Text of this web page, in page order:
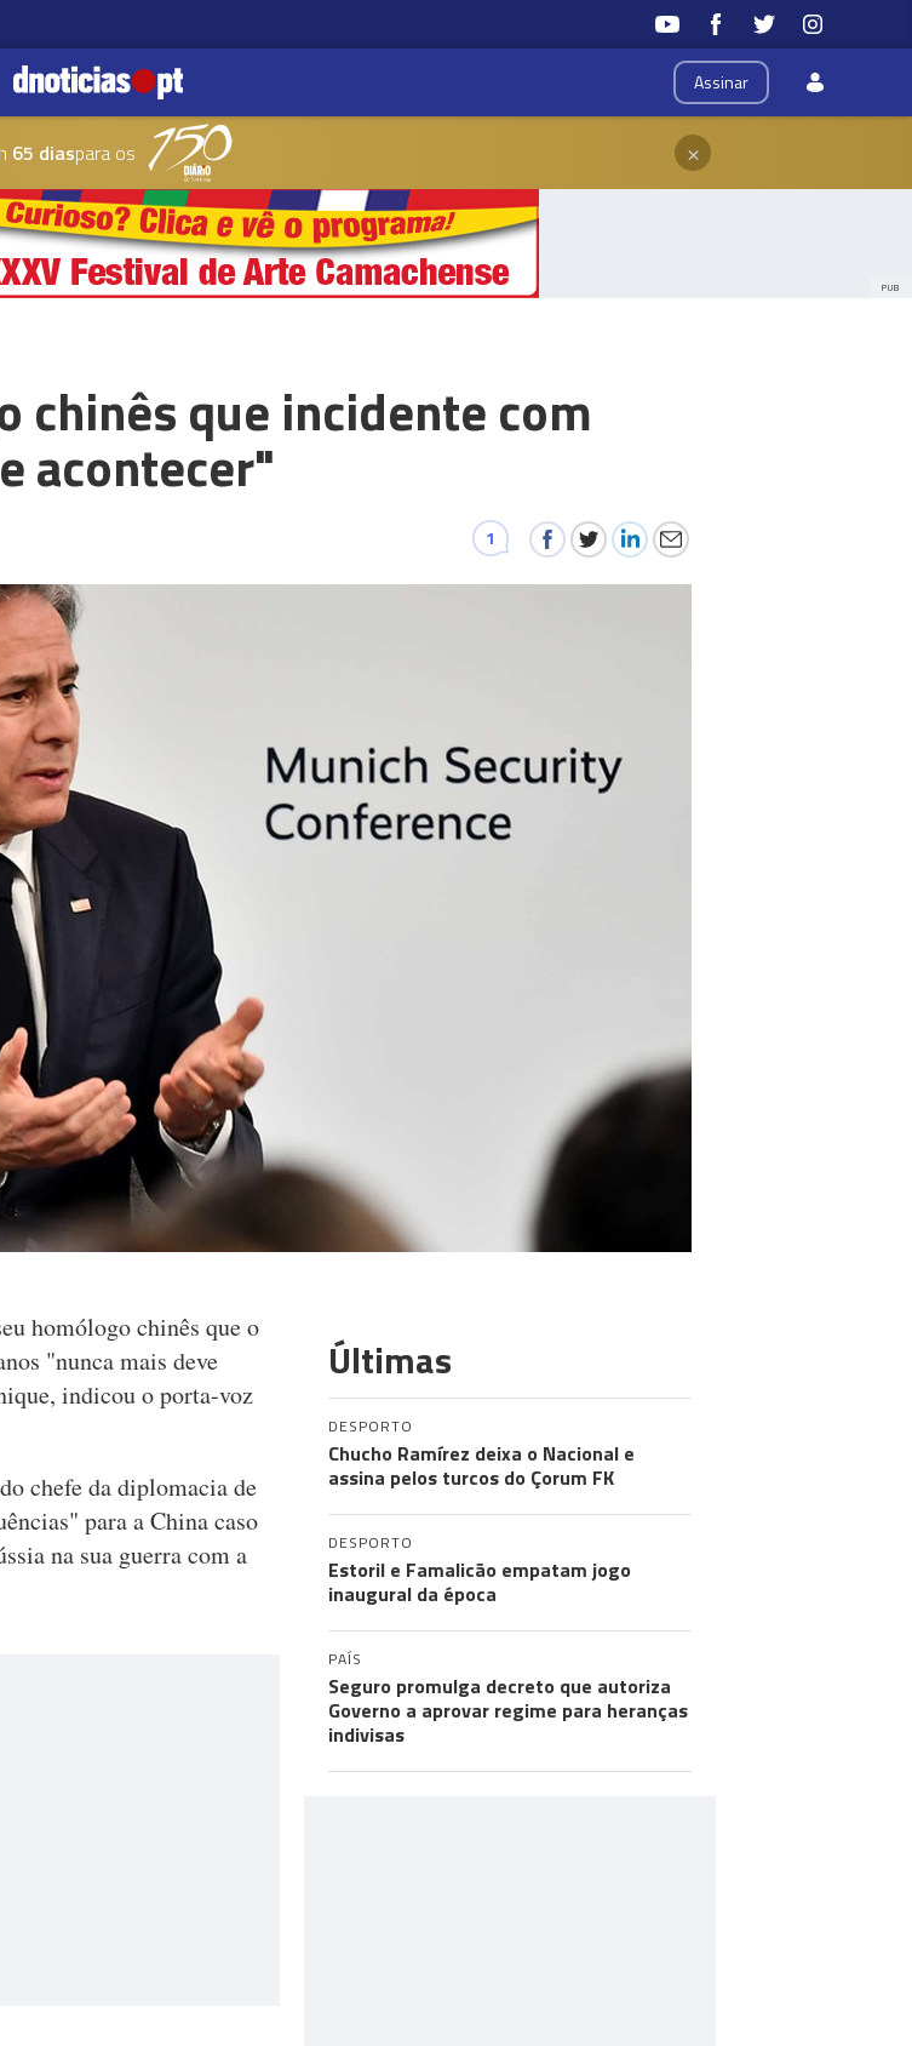
Assinar
65 diaspara os ×
PUB
chinês que incidente com
acontecer"
1
homólogo chinês que o
"nunca mais deve
indicou o porta-voz
chefe da diplomacia de
para a China caso
na sua guerra com a
Últimas
DESPORTO
Chucho Ramírez deixa o Nacional e
assina pelos turcos do Çorum FK
DESPORTO
Estoril e Famalicão empatam jogo
inaugural da época
PAÍS
Seguro promulga decreto que autoriza
Governo a aprovar regime para heranças
indivisas